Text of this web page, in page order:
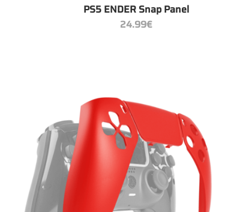
PS5 ENDER Snap Panel
24.99€